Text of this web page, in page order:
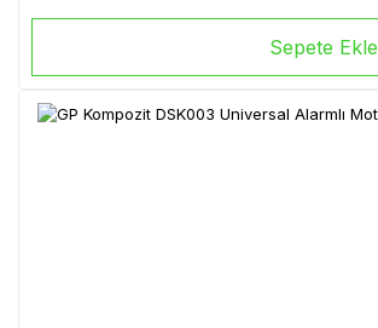
Sepete Ekle